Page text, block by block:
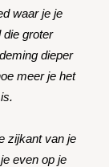
waar je je
die groter
dieper
meer je het
zijkant van je
even op je